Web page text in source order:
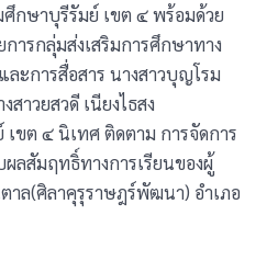
กษาบุรีรัมย์ เขต ๔ พร้อมด้วย
ารกลุ่มส่งเสริมการศึกษาทาง
ละการสื่อสาร นางสาวบุญโรม
าวยสวดี เนียงไธสง
ขต ๔ นิเทศ ติดตาม การจัดการ
ลสัมฤทธิ์ทางการเรียนของผู้
าล(ศิลาคุรุราษฎร์พัฒนา) อำเภอ